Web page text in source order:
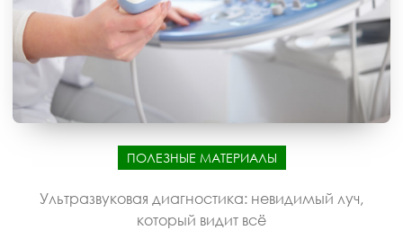
ПОЛЕЗНЫЕ МАТЕРИАЛЫ
Ультразвуковая диагностика: невидимый луч,
который видит всё